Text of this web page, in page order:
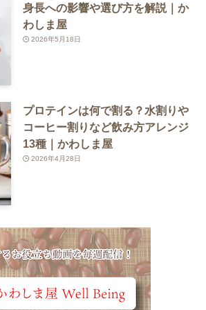
身長への影響や選び方を解説｜か
わしま屋
2026年5月18日
プロテインは何で割る？水割りや
コーヒー割りなど飲み方アレンジ
13種｜かわしま屋
2026年4月28日